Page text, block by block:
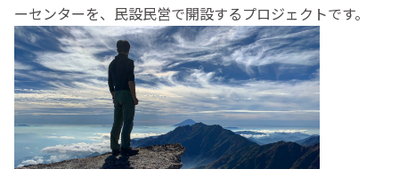
ーセンターを、民設民営で開設するプロジェクトです。